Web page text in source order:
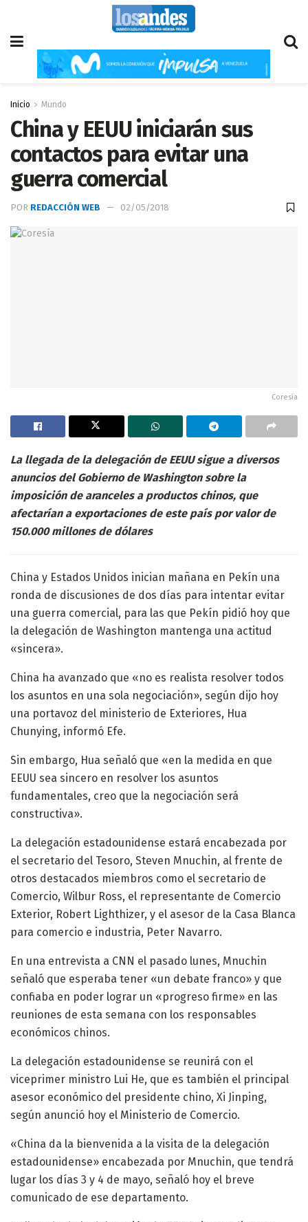
Inicio Mundo
China y EEUU iniciarán sus
contactos para evitar una
guerra comercial
POR REDACCIÓN WEB 02/05/2018
Coresía
La llegada de la delegación de EEUU sigue a diversos
anuncios del Gobierno de Washington sobre la
imposición de aranceles a productos chinos, que
afectarían a exportaciones de este país por valor de
150.000 millones de dólares
China y Estados Unidos inician mañana en Pekín una
ronda de discusiones de dos días para intentar evitar
una guerra comercial, para las que Pekín pidió hoy que
la delegación de Washington mantenga una actitud
«sincera».
China ha avanzado que «no es realista resolver todos
los asuntos en una sola negociación», según dijo hoy
una portavoz del ministerio de Exteriores, Hua
Chunying, informó Efe.
Sin embargo, Hua señaló que «en la medida en que
EEUU sea sincero en resolver los asuntos
fundamentales, creo que la negociación será
constructiva».
La delegación estadounidense estará encabezada por
el secretario del Tesoro, Steven Mnuchin, al frente de
otros destacados miembros como el secretario de
Comercio, Wilbur Ross, el representante de Comercio
Exterior, Robert Lighthizer, y el asesor de la Casa Blanca
para comercio e industria, Peter Navarro.
En una entrevista a CNN el pasado lunes, Mnuchin
señaló que esperaba tener «un debate franco» y que
confiaba en poder lograr un «progreso firme» en las
reuniones de esta semana con los responsables
económicos chinos.
La delegación estadounidense se reunirá con el
viceprimer ministro Lui He, que es también el principal
asesor económico del presidente chino, Xi Jinping,
según anunció hoy el Ministerio de Comercio.
«China da la bienvenida a la visita de la delegación
estadounidense» encabezada por Mnuchin, que tendrá
lugar los días 3 y 4 de mayo, señaló hoy el breve
comunicado de ese departamento.